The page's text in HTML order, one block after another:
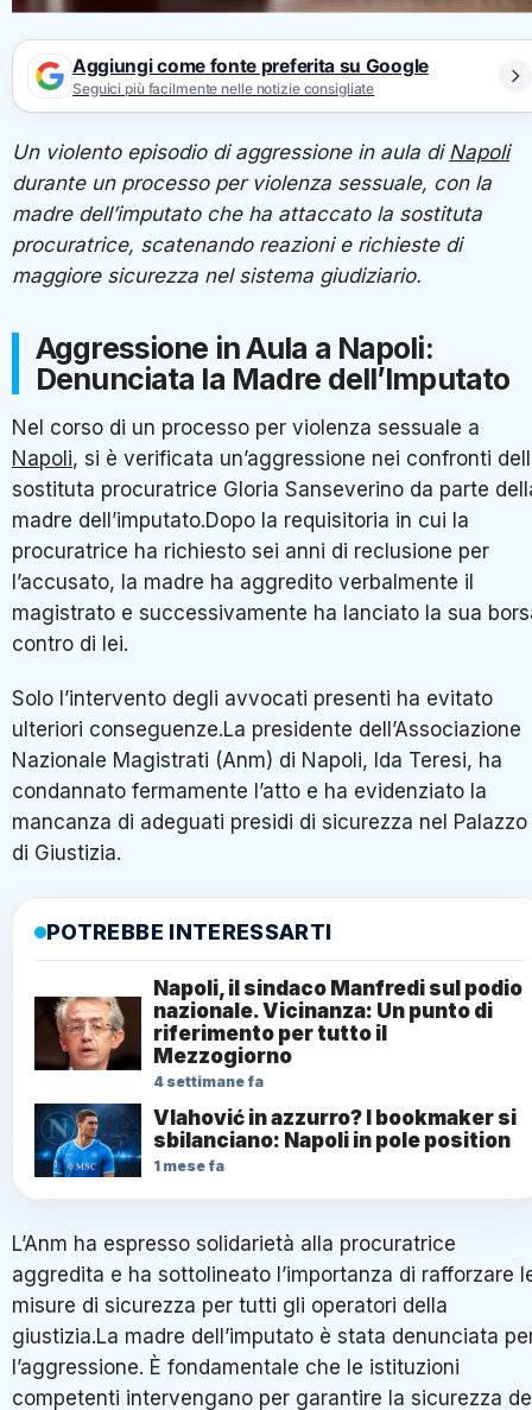
Aggiungi come fonte preferita su Google
Seguici più facilmente nelle notizie consigliate
Un violento episodio di aggressione in aula di Napoli
durante un processo per violenza sessuale, con la
madre dell’imputato che ha attaccato la sostituta
procuratrice, scatenando reazioni e richieste di
maggiore sicurezza nel sistema giudiziario.
Aggressione in Aula a Napoli:
Denunciata la Madre dell’Imputato
Nel corso di un processo per violenza sessuale a
Napoli, si è verificata un’aggressione nei confronti
sostituta procuratrice Gloria Sanseverino da parte
madre dell’imputato.Dopo la requisitoria in cui la
procuratrice ha richiesto sei anni di reclusione per
l’accusato, la madre ha aggredito verbalmente il
magistrato e successivamente ha lanciato la sua
contro di lei.
Solo l’intervento degli avvocati presenti ha evitato
ulteriori conseguenze.La presidente dell’Associazione
Nazionale Magistrati (Anm) di Napoli, Ida Teresi, ha
condannato fermamente l’atto e ha evidenziato la
mancanza di adeguati presidi di sicurezza nel Palazzo
di Giustizia.
POTREBBE INTERESSARTI
Napoli, il sindaco Manfredi sul podio
nazionale. Vicinanza: Un punto di
riferimento per tutto il
Mezzogiorno
4 settimane fa
Vlahović in azzurro? I bookmaker si
sbilanciano: Napoli in pole position
1 mese fa
L’Anm ha espresso solidarietà alla procuratrice
aggredita e ha sottolineato l’importanza di rafforzare
misure di sicurezza per tutti gli operatori della
giustizia.La madre dell’imputato è stata denunciata
l’aggressione. È fondamentale che le istituzioni
competenti intervengano per garantire la sicurezza